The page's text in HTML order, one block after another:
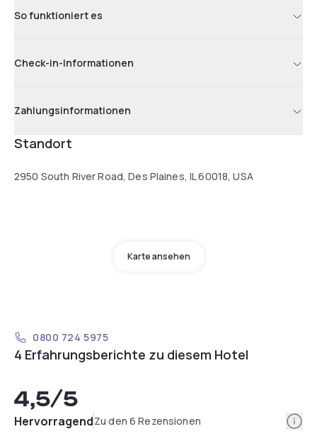
So funktioniert es
Check-in-Informationen
Zahlungsinformationen
Standort
2950 South River Road, Des Plaines, IL 60018, USA
Karte ansehen
0800 724 5975
4 Erfahrungsberichte zu diesem Hotel
4,5/5
HervorragendZu den 6 Rezensionen